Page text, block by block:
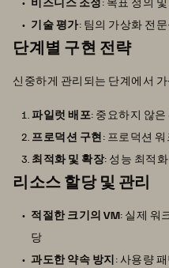
기술 평가: 팀의 가상화 전
단계별 구현 전략
신중하게 관리되는 단계에서
파일럿 배포: 중요하지 않
프로덕션 구현: 프로덕션
최적화 및 확장: 성능 최적
리소스 할당 및 관리
적절한 크기의 VM: 실제 워
당
과도한 약속 방지: 사용량